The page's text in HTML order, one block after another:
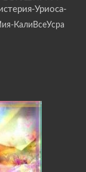
Уриоса-
КалиВсеУсра